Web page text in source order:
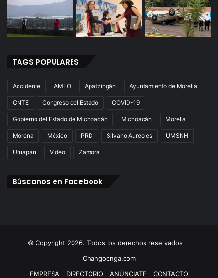
TAGS POPULARES
Accidente AMLO Apatzingán Ayuntamiento de Morelia
CNTE Congreso del Estado COVID-19
Gobierno del Estado de Michoacán Michoacán Morelia
Morena México PRD Silvano Aureoles UMSNH
Uruapan Video Zamora
Búscanos en Facebook
© Copyright 2026. Todos los derechos reservados
Changoonga.com
EMPRESA
DIRECTORIO ANÚNCIATE CONTACTO